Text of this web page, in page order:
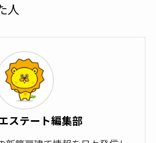
人
ステート編集部